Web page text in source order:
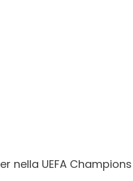
nella UEFA